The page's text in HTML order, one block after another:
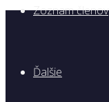
Zoznam členov
Ďalšie